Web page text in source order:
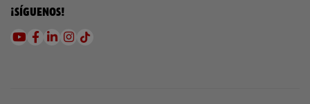
¡SÍGUENOS!